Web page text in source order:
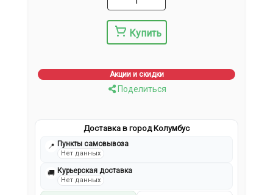
Купить
Акции и скидки
Поделиться
Доставка в город Колумбус
📍 Пункты самовывоза
Нет данных
🚚 Курьерская доставка
Нет данных